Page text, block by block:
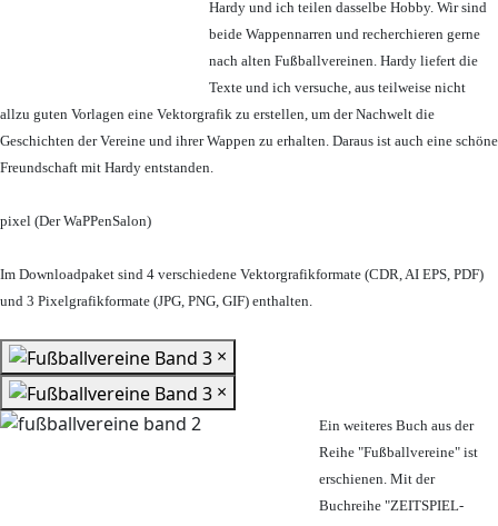
Hardy und ich teilen dasselbe Hobby. Wir sind
beide Wappennarren und recherchieren gerne
nach alten Fußballvereinen. Hardy liefert die
Texte und ich versuche, aus teilweise nicht
allzu guten Vorlagen eine Vektorgrafik zu erstellen, um der Nachwelt die
Geschichten der Vereine und ihrer Wappen zu erhalten. Daraus ist auch eine schöne
Freundschaft mit Hardy entstanden.
pixel (Der WaPPenSalon)
Im Downloadpaket sind 4 verschiedene Vektorgrafikformate (CDR, AI EPS, PDF)
und 3 Pixelgrafikformate (JPG, PNG, GIF) enthalten.
×
×
Ein weiteres Buch aus der
Reihe "Fußballvereine" ist
erschienen. Mit der
Buchreihe "ZEITSPIEL-